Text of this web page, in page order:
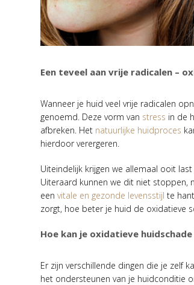
Een teveel aan vrije radicalen –
Wanneer je huid veel vrije radicalen
genoemd. Deze vorm van stress in de
afbreken. Het natuurlijke huidproces
hierdoor verergeren.
Uiteindelijk krijgen we allemaal ooit
Uiteraard kunnen we dit niet stoppen,
een vitale en gezonde levensstijl te
zorgt, hoe beter je huid de oxidatieve
Hoe kan je oxidatieve
Er zijn verschillende dingen die je zelf
het ondersteunen van je huidconditie